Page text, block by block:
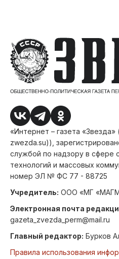
«Интернет – газета
zwezda.su)),
службой по надзору в сфере
технологий и массовых
номер ЭЛ № ФС 77 - 88725
Учредитель: ООО «МГ
Электронная почта
gazeta_zvezda_perm@mail.ru
Главный редактор: Бурков
Правила использования